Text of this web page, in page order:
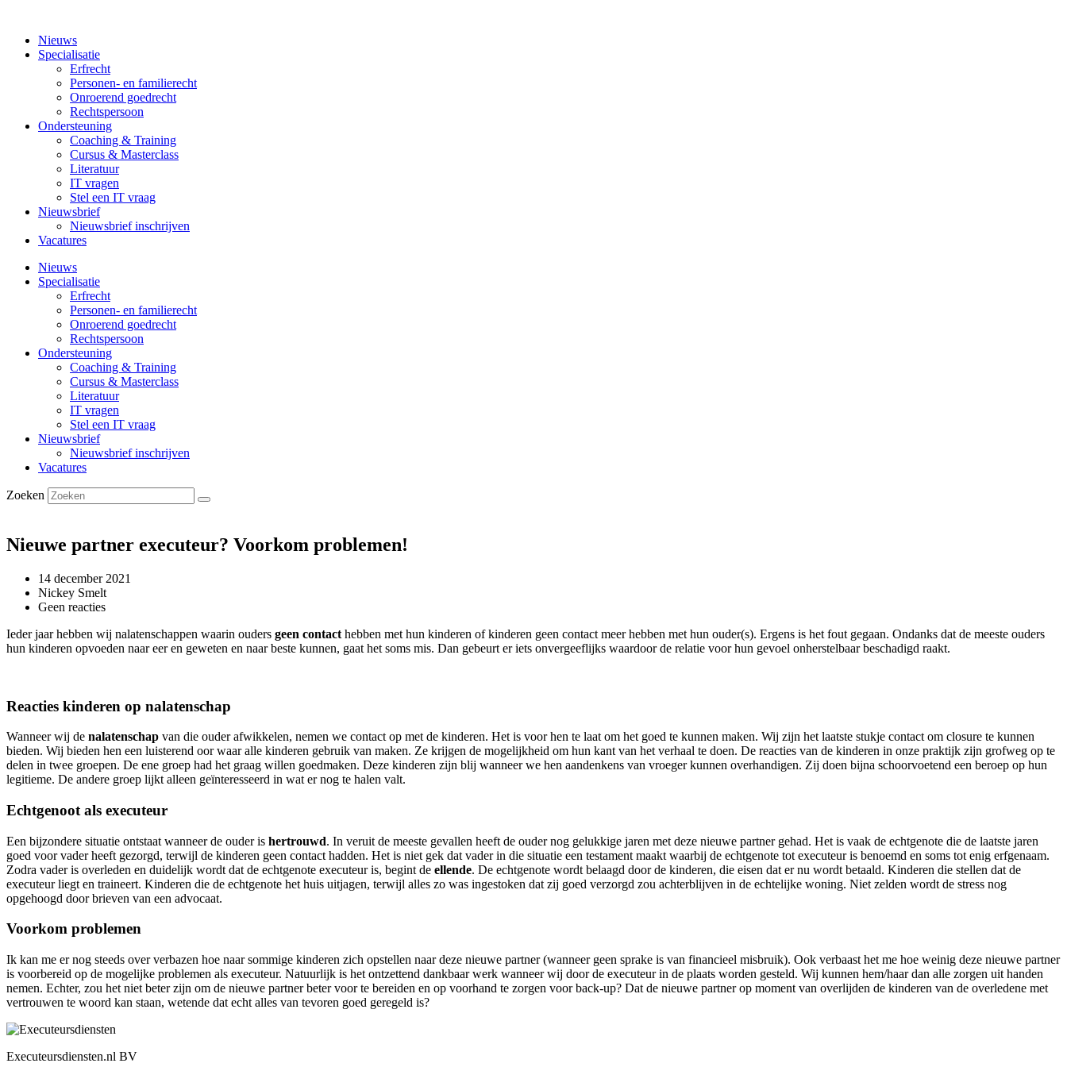
Nieuws
Specialisatie
Erfrecht
Personen- en familierecht
Onroerend goedrecht
Rechtspersoon
Ondersteuning
Coaching & Training
Cursus & Masterclass
Literatuur
IT vragen
Stel een IT vraag
Nieuwsbrief
Nieuwsbrief inschrijven
Vacatures
Nieuws
Specialisatie
Erfrecht
Personen- en familierecht
Onroerend goedrecht
Rechtspersoon
Ondersteuning
Coaching & Training
Cursus & Masterclass
Literatuur
IT vragen
Stel een IT vraag
Nieuwsbrief
Nieuwsbrief inschrijven
Vacatures
Zoeken
Nieuwe partner executeur? Voorkom problemen!
14 december 2021
Nickey Smelt
Geen reacties
Ieder jaar hebben wij nalatenschappen waarin ouders geen contact hebben met hun kinderen of kinderen geen contact meer hebben met hun ouder(s). Ergens is het fout gegaan. Ondanks dat de meeste ouders
hun kinderen opvoeden naar eer en geweten en naar beste kunnen, gaat het soms mis. Dan gebeurt er iets onvergeeflijks waardoor de relatie voor hun gevoel onherstelbaar beschadigd raakt.
Reacties kinderen op nalatenschap
Wanneer wij de nalatenschap van die ouder afwikkelen, nemen we contact op met de kinderen. Het is voor hen te laat om het goed te kunnen maken. Wij zijn het laatste stukje contact om closure te kunnen
bieden. Wij bieden hen een luisterend oor waar alle kinderen gebruik van maken. Ze krijgen de mogelijkheid om hun kant van het verhaal te doen. De reacties van de kinderen in onze praktijk zijn grofweg op te
delen in twee groepen. De ene groep had het graag willen goedmaken. Deze kinderen zijn blij wanneer we hen aandenkens van vroeger kunnen overhandigen. Zij doen bijna schoorvoetend een beroep op hun
legitieme. De andere groep lijkt alleen geïnteresseerd in wat er nog te halen valt.
Echtgenoot als executeur
Een bijzondere situatie ontstaat wanneer de ouder is hertrouwd. In veruit de meeste gevallen heeft de ouder nog gelukkige jaren met deze nieuwe partner gehad. Het is vaak de echtgenote die de laatste jaren
goed voor vader heeft gezorgd, terwijl de kinderen geen contact hadden. Het is niet gek dat vader in die situatie een testament maakt waarbij de echtgenote tot executeur is benoemd en soms tot enig erfgenaam.
Zodra vader is overleden en duidelijk wordt dat de echtgenote executeur is, begint de ellende. De echtgenote wordt belaagd door de kinderen, die eisen dat er nu wordt betaald. Kinderen die stellen dat de
executeur liegt en traineert. Kinderen die de echtgenote het huis uitjagen, terwijl alles zo was ingestoken dat zij goed verzorgd zou achterblijven in de echtelijke woning. Niet zelden wordt de stress nog
opgehoogd door brieven van een advocaat.
Voorkom problemen
Ik kan me er nog steeds over verbazen hoe naar sommige kinderen zich opstellen naar deze nieuwe partner (wanneer geen sprake is van financieel misbruik). Ook verbaast het me hoe weinig deze nieuwe partner
is voorbereid op de mogelijke problemen als executeur. Natuurlijk is het ontzettend dankbaar werk wanneer wij door de executeur in de plaats worden gesteld. Wij kunnen hem/haar dan alle zorgen uit handen
nemen. Echter, zou het niet beter zijn om de nieuwe partner beter voor te bereiden en op voorhand te zorgen voor back-up? Dat de nieuwe partner op moment van overlijden de kinderen van de overledene met
vertrouwen te woord kan staan, wetende dat echt alles van tevoren goed geregeld is?
Executeursdiensten.nl BV